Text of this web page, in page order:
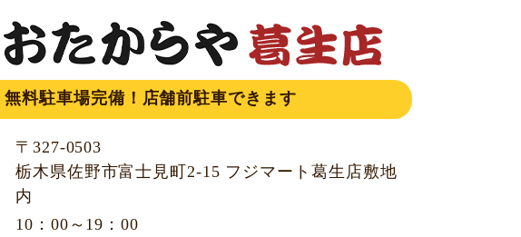
無料駐車場完備！店舗前駐車できます
〒327-0503
栃木県佐野市富士見町2-15 フジマート葛生店敷地
内
10：00～19：00